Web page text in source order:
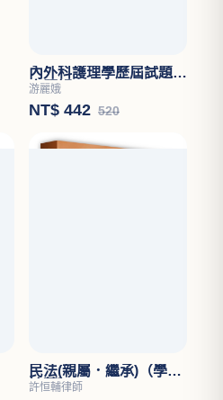
內外科護理學歷屆試題分
章題解
游麗娥
NT$ 442 520
民法(親屬．繼承)（學說
論著）
許恒輔律師